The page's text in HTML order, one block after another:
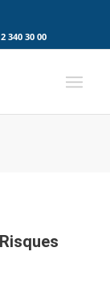
340 30 00